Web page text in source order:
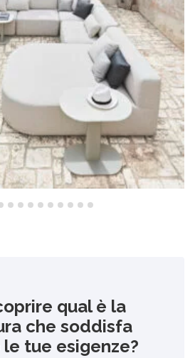
qual è la
che soddisfa
tue esigenze?